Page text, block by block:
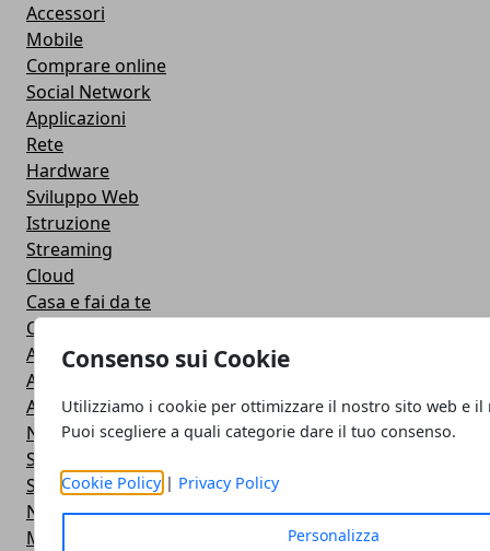
Consenso sui Cookie
Utilizziamo i cookie per ottimizzare il nostro sito web e il
Puoi scegliere a quali categorie dare il tuo consenso.
Cookie Policy| Privacy Policy
Personalizza
Accessori
Mobile
Comprare online
Social Network
Applicazioni
Rete
Hardware
Sviluppo Web
Istruzione
Streaming
Cloud
Casa e fai da te
Cuffie e Auricolari
Altoparlanti
Action Camera
Android
Navigazione
Smart TV
Smartphone
Notebook
Monitor